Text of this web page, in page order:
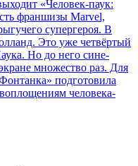
«Человек-паук:
франшизы Marvel,
супергероя. В
Это уже четвёртый
Но до него сине-
множество раз. Для
подготовила
человека-